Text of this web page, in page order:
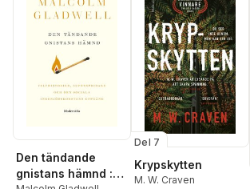
Den tändande
gnistans hämnd :
Del 7
Krypskytten
M. W. Craven